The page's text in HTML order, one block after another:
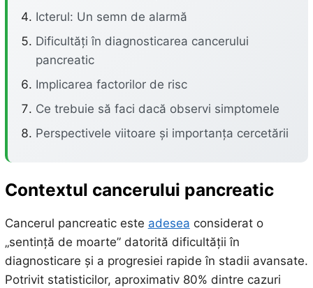
Icterul: Un semn de alarmă
Dificultăți în diagnosticarea cancerului
pancreatic
Implicarea factorilor de risc
Ce trebuie să faci dacă observi simptomele
Perspectivele viitoare și importanța cercetării
Contextul cancerului pancreatic
Cancerul pancreatic este adesea considerat o
„sentință de moarte” datorită dificultății în
diagnosticare și a progresiei rapide în stadii avansate.
Potrivit statisticilor, aproximativ 80% dintre cazuri